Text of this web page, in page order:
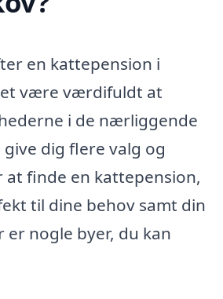
en kattepension i
være værdifuldt at
i de nærliggende
dig flere valg og
finde en kattepension,
til dine behov samt din
er nogle byer, du kan